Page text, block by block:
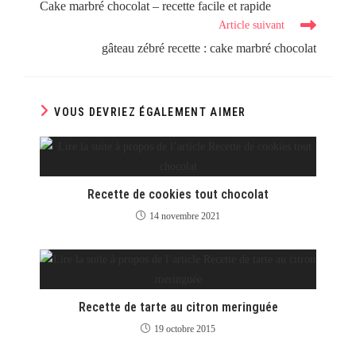
articles
Cake marbré chocolat – recette facile et rapide
Article suivant
gâteau zébré recette : cake marbré chocolat
VOUS DEVRIEZ ÉGALEMENT AIMER
Recette de cookies tout chocolat
14 novembre 2021
Recette de tarte au citron meringuée
19 octobre 2015